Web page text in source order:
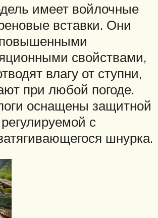
имеет войлочные
вставки. Они
свойствами,
влагу от ступни,
при любой погоде.
оснащены защитной
с
шнурка.